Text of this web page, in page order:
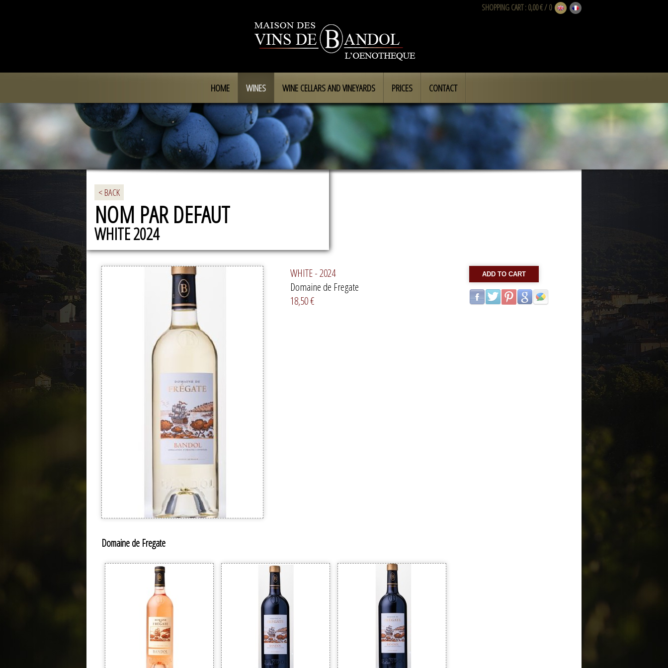
SHOPPING CART: 0,00 € / 0
HOME WINES WINE CELLARS AND VINEYARDS PRICES CONTACT
< BACK
NOM PAR DEFAUT
WHITE 2024
WHITE - 2024
Domaine de Fregate
18,50 €
ADD TO CART
Domaine de Fregate